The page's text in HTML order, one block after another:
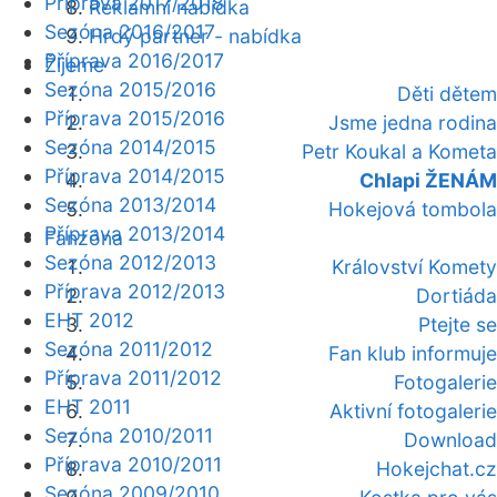
Reklamní nabídka
Hrdý partner - nabídka
Žijeme
Děti dětem
Jsme jedna rodina
Petr Koukal a Kometa
Chlapi ŽENÁM
Hokejová tombola
Fanzóna
Království Komety
Dortiáda
Ptejte se
Fan klub informuje
Fotogalerie
Aktivní fotogalerie
Download
Hokejchat.cz
Sezóna 2016/2017
Příprava 2016/2017
Sezóna 2015/2016
Příprava 2015/2016
Sezóna 2014/2015
Příprava 2014/2015
Sezóna 2013/2014
Příprava 2013/2014
Sezóna 2012/2013
Příprava 2012/2013
EHT 2012
Sezóna 2011/2012
Příprava 2011/2012
EHT 2011
Sezóna 2010/2011
Příprava 2010/2011